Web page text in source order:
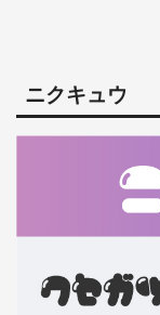
ニクキュウ